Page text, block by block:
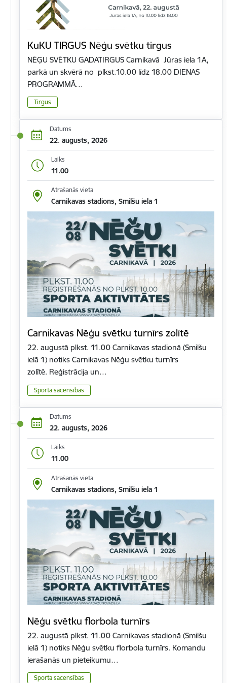
KuKU TIRGUS Nēģu svētku tirgus
NĒĢU SVĒTKU GADATIRGUS Carnikavā Jūras iela 1A,
parkā un skvērā no plkst.10.00 līdz 18.00 DIENAS
PROGRAMMĀ…
Tirgus
Datums
22. augusts, 2026
Laiks
11.00
Atrašanās vieta
Carnikavas stadions, Smilšu iela 1
Carnikavas Nēģu svētku turnīrs zolītē
22. augustā plkst. 11.00 Carnikavas stadionā (Smilšu
ielā 1) notiks Carnikavas Nēģu svētku turnīrs
zolītē. Reģistrācija un…
Sporta sacensības
Datums
22. augusts, 2026
Laiks
11.00
Atrašanās vieta
Carnikavas stadions, Smilšu iela 1
Nēģu svētku florbola turnīrs
22. augustā plkst. 11.00 Carnikavas stadionā (Smilšu
ielā 1) notiks Nēģu svētku florbola turnīrs. Komandu
ierašanās un pieteikumu…
Sporta sacensības